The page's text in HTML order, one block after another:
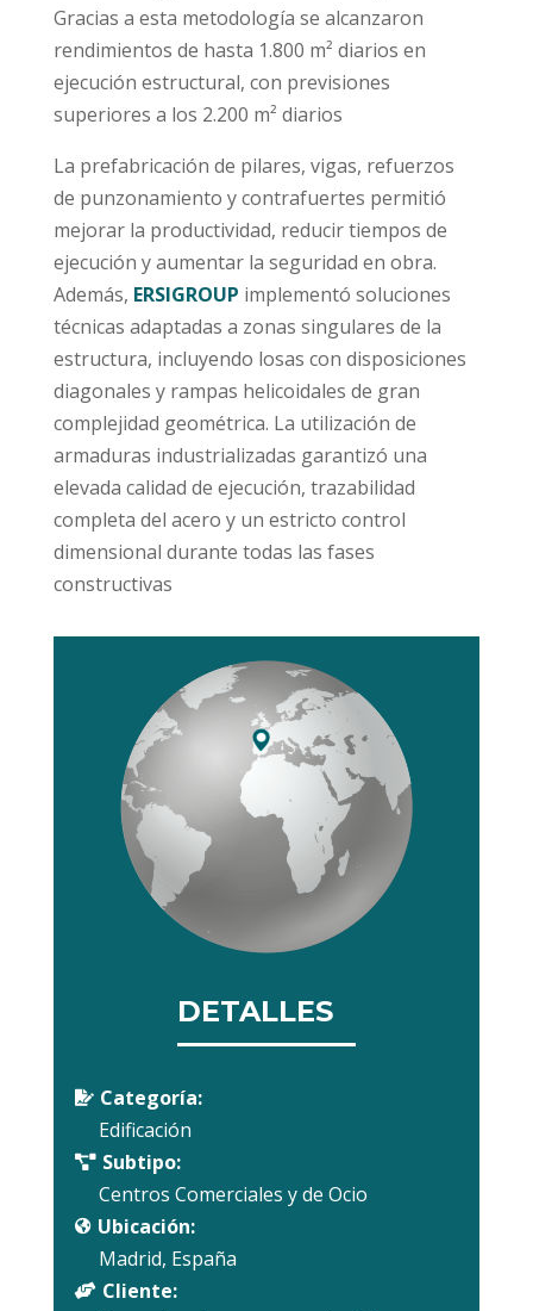
Gracias a esta metodología se alcanzaron
rendimientos de hasta 1.800 m² diarios en
ejecución estructural, con previsiones
superiores a los 2.200 m² diarios
La prefabricación de pilares, vigas, refuerzos
de punzonamiento y contrafuertes permitió
mejorar la productividad, reducir tiempos de
ejecución y aumentar la seguridad en obra.
Además, ERSIGROUP implementó soluciones
técnicas adaptadas a zonas singulares de la
estructura, incluyendo losas con disposiciones
diagonales y rampas helicoidales de gran
complejidad geométrica. La utilización de
armaduras industrializadas garantizó una
elevada calidad de ejecución, trazabilidad
completa del acero y un estricto control
dimensional durante todas las fases
constructivas
DETALLES
 Categoría:
Edificación
 Subtipo:
Centros Comerciales y de Ocio
 Ubicación:
Madrid, España
 Cliente: